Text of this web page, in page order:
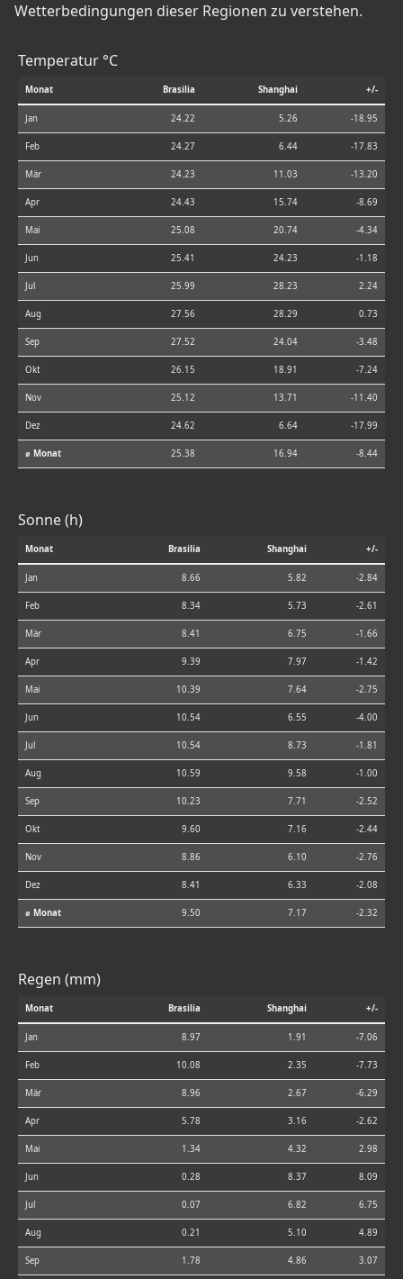
Wetterbedingungen dieser Regionen zu verstehen.
Temperatur °C
Monat Brasilia Shanghai +/-
Jan 24.22 5.26 -18.95
Feb 24.27 6.44 -17.83
Mär 24.23 11.03 -13.20
Apr 24.43 15.74 -8.69
Mai 25.08 20.74 -4.34
Jun 25.41 24.23 -1.18
Jul 25.99 28.23 2.24
Aug 27.56 28.29 0.73
Sep 27.52 24.04 -3.48
Okt 26.15 18.91 -7.24
Nov 25.12 13.71 -11.40
Dez 24.62 6.64 -17.99
⌀ Monat 25.38 16.94 -8.44
Sonne (h)
Monat Brasilia Shanghai +/-
Jan 8.66 5.82 -2.84
Feb 8.34 5.73 -2.61
Mär 8.41 6.75 -1.66
Apr 9.39 7.97 -1.42
Mai 10.39 7.64 -2.75
Jun 10.54 6.55 -4.00
Jul 10.54 8.73 -1.81
Aug 10.59 9.58 -1.00
Sep 10.23 7.71 -2.52
Okt 9.60 7.16 -2.44
Nov 8.86 6.10 -2.76
Dez 8.41 6.33 -2.08
⌀ Monat 9.50 7.17 -2.32
Regen (mm)
Monat Brasilia Shanghai +/-
Jan 8.97 1.91 -7.06
Feb 10.08 2.35 -7.73
Mär 8.96 2.67 -6.29
Apr 5.78 3.16 -2.62
Mai 1.34 4.32 2.98
Jun 0.28 8.37 8.09
Jul 0.07 6.82 6.75
Aug 0.21 5.10 4.89
Sep 1.78 4.86 3.07